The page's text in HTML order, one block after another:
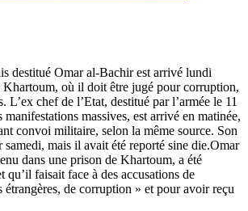
destitué Omar al-Bachir est arrivé lundi
où il doit être jugé pour corruption,
L’ex chef de l’Etat, destitué par l’armée le 11
manifestations massives, est arrivé en matinée,
convoi militaire, selon la même source. Son
samedi, mais il avait été reporté sine die.Omar
dans une prison de Khartoum, a été
qu’il faisait face à des accusations de
étrangères, de corruption » et pour avoir reçu